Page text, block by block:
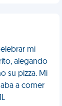
mi
alegando
su pizza. Mi
a comer